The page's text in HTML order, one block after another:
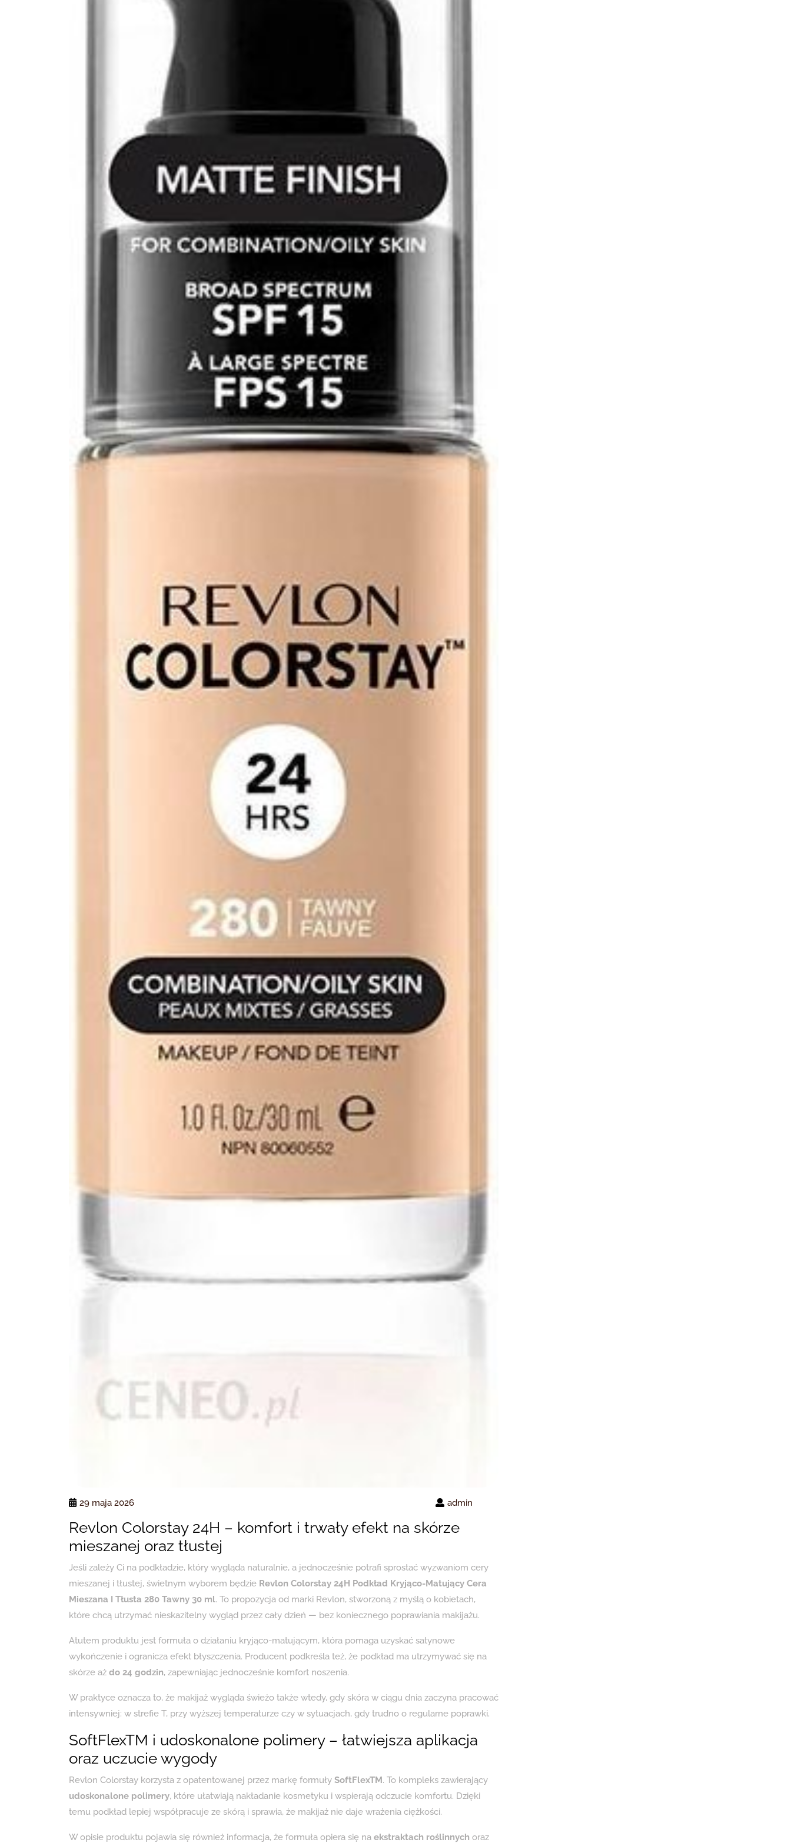
29 maja 2026 admin
Revlon Colorstay 24H – komfort i trwały efekt na skórze
mieszanej oraz tłustej
Jeśli zależy Ci na podkładzie, który wygląda naturalnie, a jednocześnie potrafi sprostać wyzwaniom cery
mieszanej i tłustej, świetnym wyborem będzie Revlon Colorstay 24H Podkład Kryjąco-Matujący Cera
Mieszana I Tłusta 280 Tawny 30 ml. To propozycja od marki Revlon, stworzoną z myślą o kobietach,
które chcą utrzymać nieskazitelny wygląd przez cały dzień — bez koniecznego poprawiania makijażu.
Atutem produktu jest formuła o działaniu kryjąco-matującym, która pomaga uzyskać satynowe
wykończenie i ogranicza efekt błyszczenia. Producent podkreśla też, że podkład ma utrzymywać się na
skórze aż do 24 godzin, zapewniając jednocześnie komfort noszenia.
W praktyce oznacza to, że makijaż wygląda świeżo także wtedy, gdy skóra w ciągu dnia zaczyna pracować
intensywniej: w strefie T, przy wyższej temperaturze czy w sytuacjach, gdy trudno o regularne poprawki.
SoftFlexTM i udoskonalone polimery – łatwiejsza aplikacja
oraz uczucie wygody
Revlon Colorstay korzysta z opatentowanej przez markę formuły SoftFlexTM. To kompleks zawierający
udoskonalone polimery, które ułatwiają nakładanie kosmetyku i wspierają odczucie komfortu. Dzięki
temu podkład lepiej współpracuje ze skórą i sprawia, że makijaż nie daje wrażenia ciężkości.
W opisie produktu pojawia się również informacja, że formuła opiera się na ekstraktach roślinnych oraz